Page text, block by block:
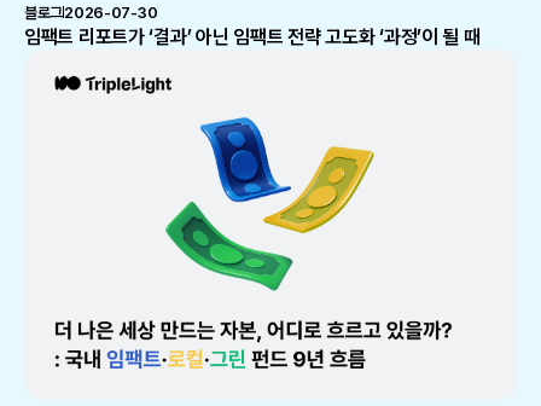
블로그2026-07-30
임팩트 리포트가 ‘결과’ 아닌 임팩트 전략 고도화 ‘과정’이 될 때